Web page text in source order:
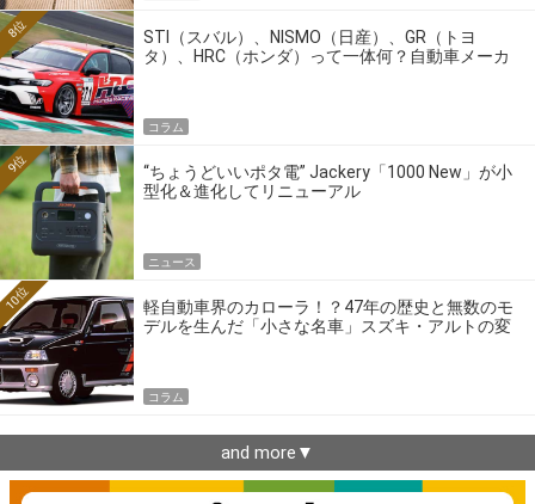
STI（スバル）、NISMO（日産）、GR（トヨ
タ）、HRC（ホンダ）って一体何？自動車メーカ
8位
コラム
“ちょうどいいポタ電” Jackery「1000 New」が小
型化＆進化してリニューアル
9位
ニュース
軽自動車界のカローラ！？47年の歴史と無数のモ
デルを生んだ「小さな名車」スズキ・アルトの変
10位
コラム
and more▼